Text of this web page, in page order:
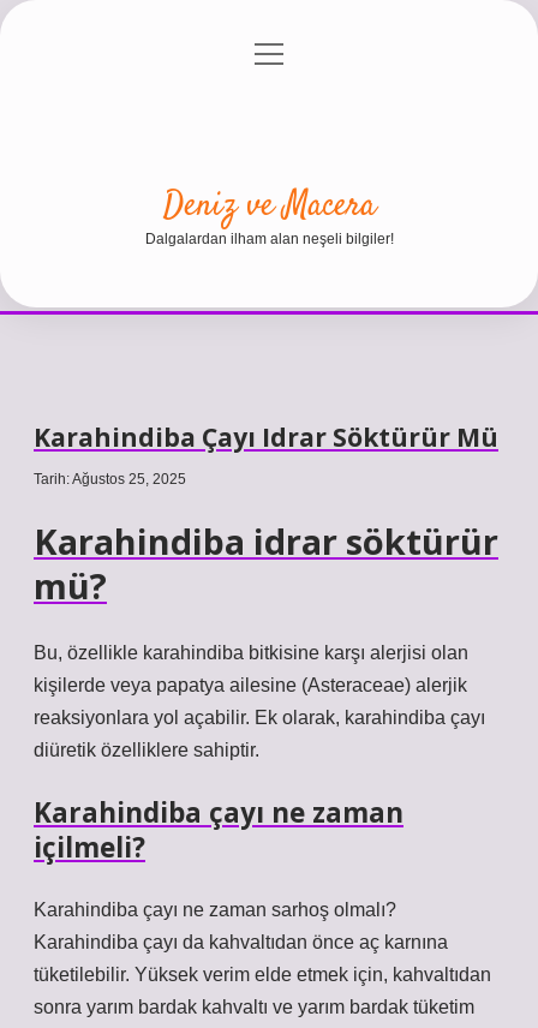
Gizlilik Politikası
menüyü
Deniz ve Macera
Dalgalardan ilham alan neşeli bilgiler!
Karahindiba Çayı Idrar Söktürür Mü
Tarih: Ağustos 25, 2025
Karahindiba idrar söktürür
mü?
Bu, özellikle karahindiba bitkisine karşı alerjisi olan
kişilerde veya papatya ailesine (Asteraceae) alerjik
reaksiyonlara yol açabilir. Ek olarak, karahindiba çayı
diüretik özelliklere sahiptir.
Karahindiba çayı ne zaman
içilmeli?
Karahindiba çayı ne zaman sarhoş olmalı?
Karahindiba çayı da kahvaltıdan önce aç karnına
tüketilebilir. Yüksek verim elde etmek için, kahvaltıdan
sonra yarım bardak kahvaltı ve yarım bardak tüketim